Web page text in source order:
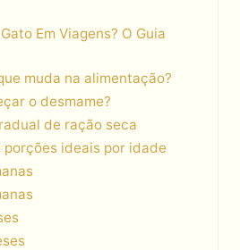
Em Viagens? O Guia
muda na alimentação?
o desmame?
de ração seca
porções ideais por idade